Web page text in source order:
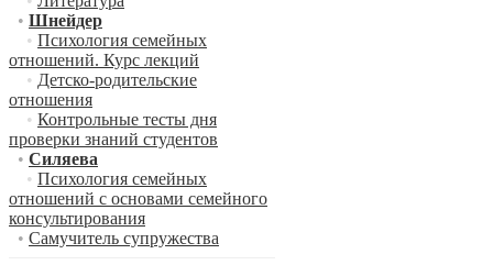
• Шнейдер
• Психология семейных
отношений. Курс лекций
• Детско-родительские
отношения
• Контрольные тесты дня
проверки знаний студентов
• Силяева
• Психология семейных
отношений с основами семейного
консультирования
• Самучитель супружества